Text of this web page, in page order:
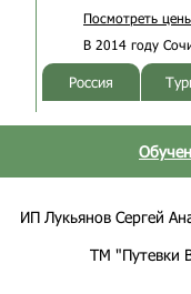
Посмотреть
В 2014 году
Россия
ИП Лукьянов Сергей
ТМ "Путевки